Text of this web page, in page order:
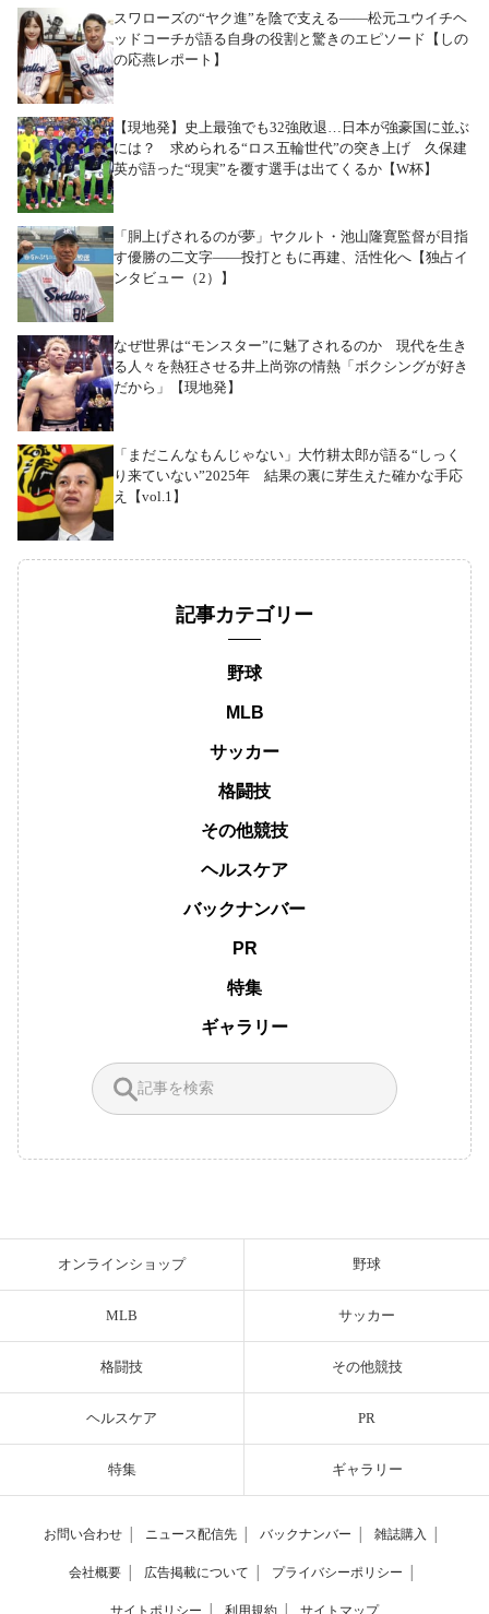
スワローズの“ヤク進”を陰で支える――松元ユウイチヘ
ッドコーチが語る自身の役割と驚きのエピソード【しの
の応燕レポート】
【現地発】史上最強でも32強敗退…日本が強豪国に並ぶ
には？ 求められる“ロス五輪世代”の突き上げ 久保建
英が語った“現実”を覆す選手は出てくるか【W杯】
「胴上げされるのが夢」ヤクルト・池山隆寛監督が目指
す優勝の二文字――投打ともに再建、活性化へ【独占イ
ンタビュー（2）】
なぜ世界は“モンスター”に魅了されるのか 現代を生き
る人々を熱狂させる井上尚弥の情熱「ボクシングが好き
だから」【現地発】
「まだこんなもんじゃない」大竹耕太郎が語る“しっく
り来ていない”2025年 結果の裏に芽生えた確かな手応
え【vol.1】
記事カテゴリー
野球
MLB
サッカー
格闘技
その他競技
ヘルスケア
バックナンバー
PR
特集
ギャラリー
オンラインショップ 野球
MLB サッカー
格闘技 その他競技
ヘルスケア PR
特集 ギャラリー
お問い合わせ ニュース配信先 バックナンバー 雑誌購入
会社概要 広告掲載について プライバシーポリシー